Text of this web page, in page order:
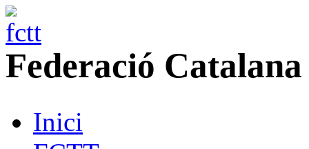
Federació Catalana
Inici